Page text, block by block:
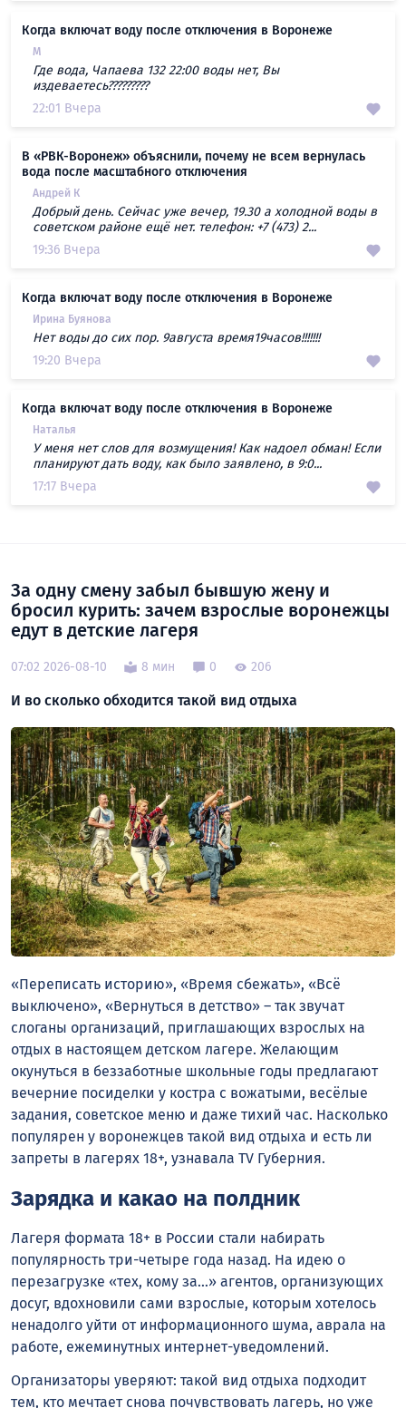
Когда включат воду после отключения в Воронеже
М
Где вода, Чапаева 132 22:00 воды нет, Вы
издеваетесь?????????
22:01 Вчера
В «РВК-Воронеж» объяснили, почему не всем вернулась
вода после масштабного отключения
Андрей К
Добрый день. Сейчас уже вечер, 19.30 а холодной воды в
советском районе ещё нет. телефон: +7 (473) 2...
19:36 Вчера
Когда включат воду после отключения в Воронеже
Ирина Буянова
Нет воды до сих пор. 9августа время19часов!!!!!!!
19:20 Вчера
Когда включат воду после отключения в Воронеже
Наталья
У меня нет слов для возмущения! Как надоел обман! Если
планируют дать воду, как было заявлено, в 9:0...
17:17 Вчера
За одну смену забыл бывшую жену и
бросил курить: зачем взрослые воронежцы
едут в детские лагеря
07:02 2026-08-10 8 мин 0 206
И во сколько обходится такой вид отдыха
«Переписать историю», «Время сбежать», «Всё
выключено», «Вернуться в детство» – так звучат
слоганы организаций, приглашающих взрослых на
отдых в настоящем детском лагере. Желающим
окунуться в беззаботные школьные годы предлагают
вечерние посиделки у костра с вожатыми, весёлые
задания, советское меню и даже тихий час. Насколько
популярен у воронежцев такой вид отдыха и есть ли
запреты в лагерях 18+, узнавала TV Губерния.
Зарядка и какао на полдник
Лагеря формата 18+ в России стали набирать
популярность три-четыре года назад. На идею о
перезагрузке «тех, кому за…» агентов, организующих
досуг, вдохновили сами взрослые, которым хотелось
ненадолго уйти от информационного шума, аврала на
работе, ежеминутных интернет-уведомлений.
Организаторы уверяют: такой вид отдыха подходит
тем, кто мечтает снова почувствовать лагерь, но уже